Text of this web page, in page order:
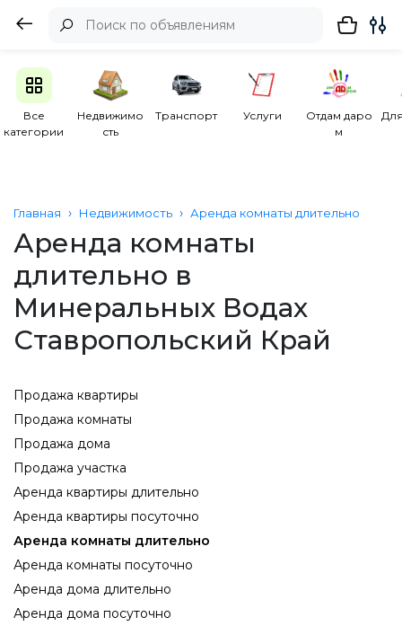
Все
категории
Недвижимо
сть
Транспорт Услуги
Отдам даро
м
Главная Недвижимость Аренда комнаты длительно
Аренда комнаты
длительно в
Минеральных Водах
Ставропольский Край
Продажа квартиры
Продажа комнаты
Продажа дома
Продажа участка
Аренда квартиры длительно
Аренда квартиры посуточно
Аренда комнаты длительно
Аренда комнаты посуточно
Аренда дома длительно
Аренда дома посуточно